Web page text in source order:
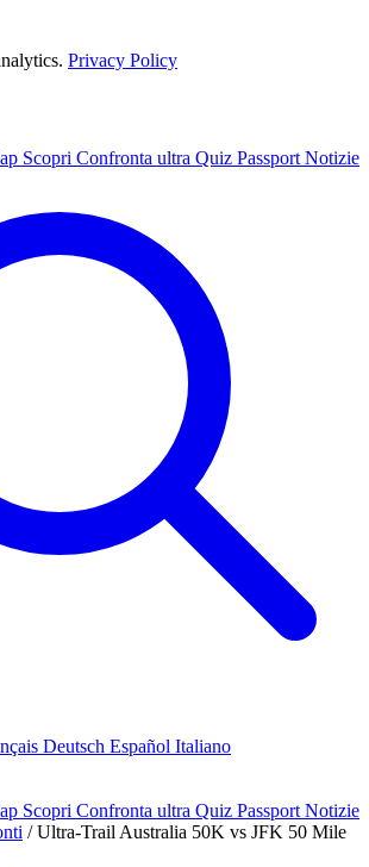
Privacy Policy
Scopri Confronta ultra Quiz Passport Notizie
Deutsch Español Italiano
Scopri Confronta ultra Quiz Passport Notizie
/ Ultra-Trail Australia 50K vs JFK 50 Mile